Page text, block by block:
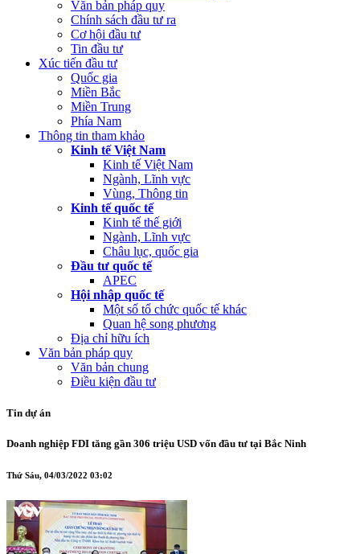
Văn bản pháp quy
Chính sách đầu tư ra
Cơ hội đầu tư
Tin đầu tư
Xúc tiến đầu tư
Quốc gia
Miền Bắc
Miền Trung
Phía Nam
Thông tin tham khảo
Kinh tế Việt Nam
Kinh tế Việt Nam
Ngành, Lĩnh vực
Vùng, Thông tin
Kinh tế quốc tế
Kinh tế thế giới
Ngành, Lĩnh vực
Châu lục, quốc gia
Đầu tư quốc tế
APEC
Hội nhập quốc tế
Một số tổ chức quốc tế khác
Quan hệ song phương
Địa chỉ hữu ích
Văn bản pháp quy
Văn bản chung
Điều kiện đầu tư
Tin dự án
Doanh nghiệp FDI tăng gần 306 triệu USD vốn đầu tư tại Bắc Ninh
Thứ Sáu, 04/03/2022 03:02